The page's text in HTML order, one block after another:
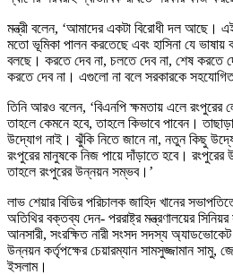
মন্ত্রী বলেন, ‘আমাদের একটা বিরোধী দল আছে।
মতো ভূমিকা পালন করতেছে এবং হাসিনা যে ভাষায়
বলছে। করতে দেব না, চলতে দেব না, শেষ করতে
করতে দেব না। এগুলো না বলে সরকারকে
তিনি আরও বলেন, ‘বিএনপি ক্ষমতায় এলে রংপুরের
তাহলে কেমনে হবে, তাহলে কিভাবে পাবেন।
উদ্যোগ নাই। ঝুঁকি নিতে জানে না, নতুন কিছু
রংপুরের মানুষকে নিজ পায়ে দাঁড়াতে হবে।
তাহলে রংপুরের উন্নয়ন সম্ভব।’
লাভ শেয়ার বিডির পরিচালক জাহিদ খানের
অতিথির বক্তব্য দেন- পররাষ্ট্র মন্ত্রণালয়ের
আনসারী, সংরক্ষিত নারী সংসদ সদস্য অ্যাডভোকেট
উন্নয়ন কর্তৃপক্ষের চেয়ারম্যান সামসুজ্জামান সামু,
ইসলাম।